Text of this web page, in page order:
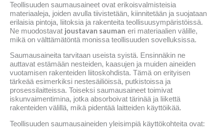
Teollisuuden saumausaineet ovat erikoisvalmisteisia
materiaaleja, joiden avulla tiivistetään, kiinnitetään ja suojataan
erilaisia pintoja, liitoksia ja rakenteita teollisuusympäristöissä.
Ne muodostavat joustavan sauman eri materiaalien välille,
mikä on välttämätöntä monissa teollisuuden sovelluksissa.
Saumausaineita tarvitaan useista syistä. Ensinnäkin ne
auttavat estämään nesteiden, kaasujen ja muiden aineiden
vuotamisen rakenteiden liitoskohdista. Tämä on erityisen
tärkeää esimerkiksi nestesäiliöissä, putkistoissa ja
prosessilaitteissa. Toiseksi saumausaineet toimivat
iskunvaimentimina, jotka absorboivat tärinää ja liikettä
rakenteiden välillä, mikä pidentää laitteiden käyttöikää.
Teollisuuden saumausaineiden yleisimpiä käyttökohteita ovat: